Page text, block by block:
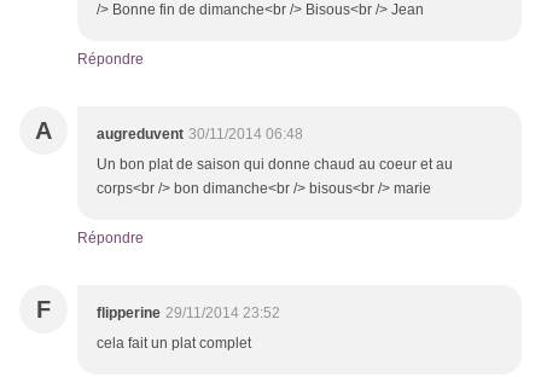
/> Bonne fin de dimanche<br /> Bisous<br /> Jean
Répondre
A augreduvent 30/11/2014 06:48
Un bon plat de saison qui donne chaud au coeur et au
corps<br /> bon dimanche<br /> bisous<br /> marie
Répondre
F flipperine 29/11/2014 23:52
cela fait un plat complet